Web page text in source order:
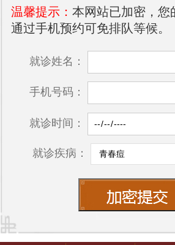
温馨提示： 本网站已加密，您
通过手机预约可免排队等候。
就诊姓名：
手机号码：
就诊时间：
就诊疾病：